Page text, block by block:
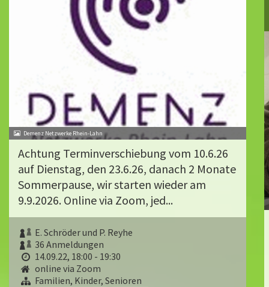
Demenz Netzwerke Rhein-Lahn
Achtung Terminverschiebung vom 10.6.26
auf Dienstag, den 23.6.26, danach 2 Monate
Sommerpause, wir starten wieder am
9.9.2026. Online via Zoom, jed...
E. Schröder und P. Reyhe
36 Anmeldungen
14.09.22, 18:00 - 19:30
online via Zoom
Familien, Kinder, Senioren